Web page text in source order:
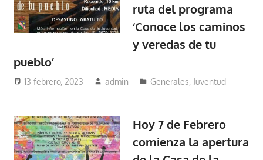
ruta del programa
‘Conoce los caminos
y veredas de tu
pueblo’
13 febrero, 2023 admin Generales, Juventud
Hoy 7 de Febrero
comienza la apertura